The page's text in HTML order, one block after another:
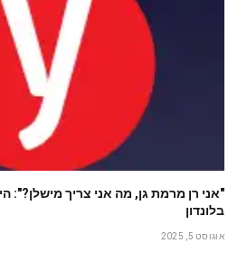
"אני רן מרמת גן, מה אני צריך מישלן?":
בלונדון
אוגוסט 5, 2025